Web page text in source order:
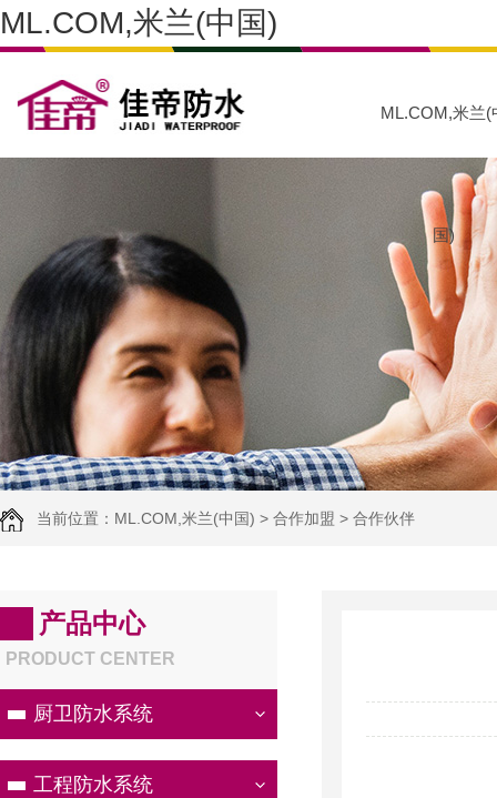
ML.COM,米兰(中国)
ML.COM,米兰(
国)
当前位置： ML.COM,米兰(中国) > 合作加盟 > 合作伙伴
产品中心
PRODUCT CENTER
厨卫防水系统
工程防水系统